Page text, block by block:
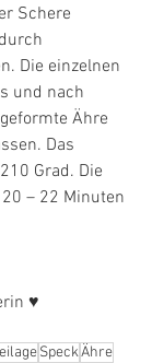
Schere
Die einzelnen
und nach
Ähre
Das
Grad. Die
– 22 Minuten
♥
SpeckÄhre